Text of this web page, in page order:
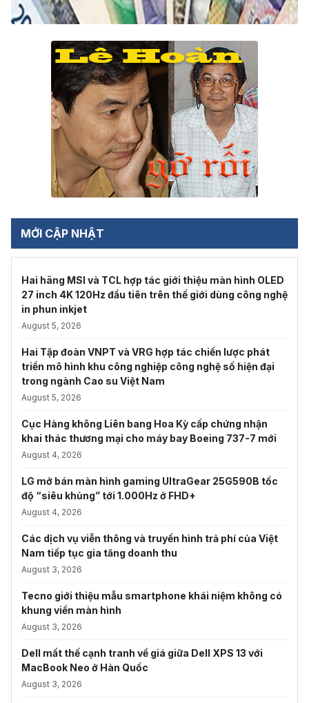
MỚI CẬP NHẬT
Hai hãng MSI và TCL hợp tác giới thiệu màn hình OLED
27 inch 4K 120Hz đầu tiên trên thế giới dùng công nghệ
in phun inkjet
August 5, 2026
Hai Tập đoàn VNPT và VRG hợp tác chiến lược phát
triển mô hình khu công nghiệp công nghệ số hiện đại
trong ngành Cao su Việt Nam
August 5, 2026
Cục Hàng không Liên bang Hoa Kỳ cấp chứng nhận
khai thác thương mại cho máy bay Boeing 737-7 mới
August 4, 2026
LG mở bán màn hình gaming UltraGear 25G590B tốc
độ “siêu khủng” tới 1.000Hz ở FHD+
August 4, 2026
Các dịch vụ viễn thông và truyền hình trả phí của Việt
Nam tiếp tục gia tăng doanh thu
August 3, 2026
Tecno giới thiệu mẫu smartphone khái niệm không có
khung viền màn hình
August 3, 2026
Dell mất thế cạnh tranh về giá giữa Dell XPS 13 với
MacBook Neo ở Hàn Quốc
August 3, 2026